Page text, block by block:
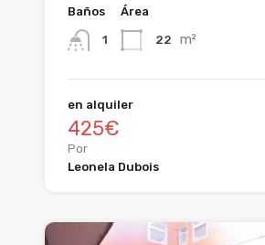
Baños
1
Área
22 m²
en alquiler
425€
Por
Leonela Dubois